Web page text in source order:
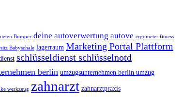
Bumper deine autoverwertung autove ergometer fitness
Babyschale lagerraum Marketing Portal Plattform
schlüsseldienst schlüsselnotd
berlin umzugsunternehmen berlin umzug
werkzeug zahnarzt zahnarztpraxis